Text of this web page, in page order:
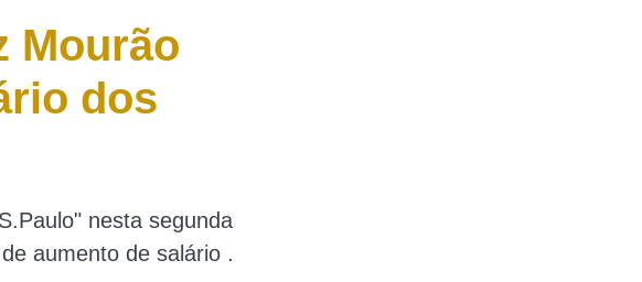
Mourão
dos
nesta segunda
aumento de salário .